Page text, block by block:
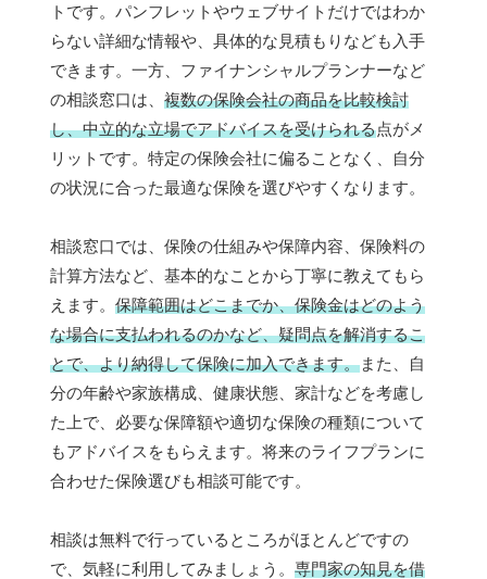
トです。パンフレットやウェブサイトだけではわか
らない詳細な情報や、具体的な見積もりなども入手
できます。一方、ファイナンシャルプランナーなど
の相談窓口は、 複数の保険会社の商品を比較検討
し、中立的な立場でアドバイスを受けられる点がメ
リットです。特定の保険会社に偏ることなく、自分
の状況に合った最適な保険を選びやすくなります。
相談窓口では、保険の仕組みや保障内容、保険料の
計算方法など、基本的なことから丁寧に教えてもら
えます。 保障範囲はどこまでか、保険金はどのよう
な場合に支払われるのかなど、疑問点を解消するこ
とで、より納得して保険に加入できます。また、自
分の年齢や家族構成、健康状態、家計などを考慮し
た上で、必要な保障額や適切な保険の種類について
もアドバイスをもらえます。将来のライフプランに
合わせた保険選びも相談可能です。
相談は無料で行っているところがほとんどですの
で、気軽に利用してみましょう。 専門家の知見を借